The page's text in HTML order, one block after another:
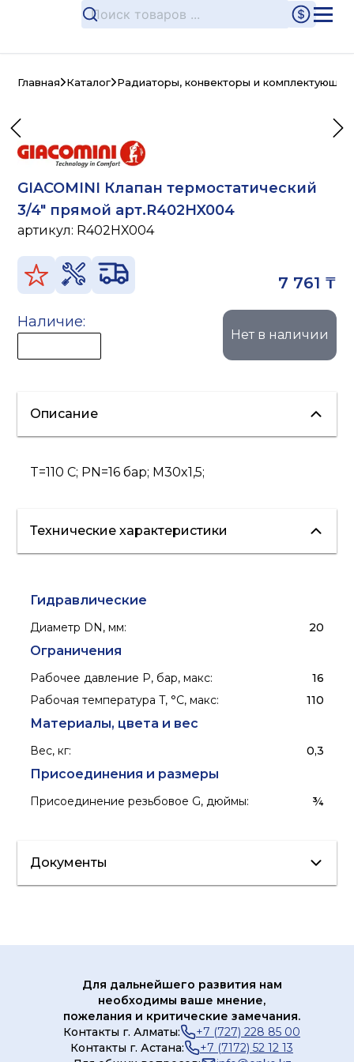
Главная Каталог Радиаторы, конвекторы и комплектующие
GIACOMINI Клапан термостатический
3/4" прямой арт.R402HX004
артикул: R402HX004
7 761 ₸
Наличие:
Нет в наличии
Описание
T=110 C; PN=16 бар; M30x1,5;
Технические характеристики
Гидравлические
Диаметр DN, мм: 20
Ограничения
Рабочее давление P, бар, макс:
16
Рабочая температура T, °C, макс: 110
Материалы, цвета и вес
Вес, кг: 0,3
Присоединения и размеры
Присоединение резьбовое G, дюймы: ¾
Документы
Для дальнейшего развития нам
необходимы ваше мнение,
пожелания и критические замечания.
Контакты г. Алматы:
+7 (727) 228 85 00
Контакты г. Астана:
+7 (7172) 52 12 13